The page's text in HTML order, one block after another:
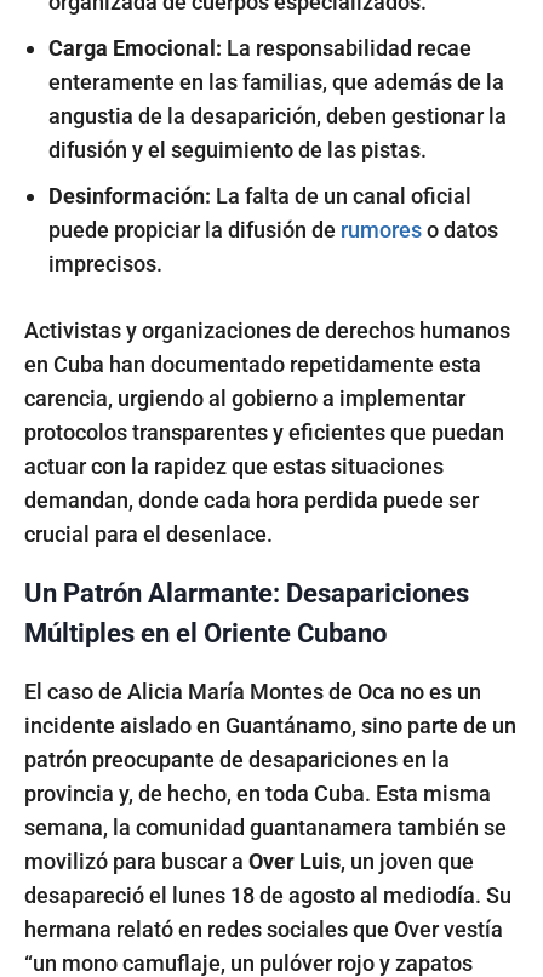
Carga Emocional: La responsabilidad recae
enteramente en las familias, que además de la
angustia de la desaparición, deben gestionar la
difusión y el seguimiento de las pistas.
Desinformación: La falta de un canal oficial
puede propiciar la difusión de rumoreso datos
imprecisos.
Activistas y organizaciones de derechos humanos
en Cuba han documentado repetidamente esta
carencia, urgiendo al gobierno a implementar
protocolos transparentes y eficientes que puedan
actuar con la rapidez que estas situaciones
demandan, donde cada hora perdida puede ser
crucial para el desenlace.
Un Patrón Alarmante: Desapariciones
Múltiples en el Oriente Cubano
El caso de Alicia María Montes de Oca no es un
incidente aislado en Guantánamo, sino parte de un
patrón preocupante de desapariciones en la
provincia y, de hecho, en toda Cuba. Esta misma
semana, la comunidad guantanamera también se
movilizó para buscar a Over Luis, un joven que
desapareció el lunes 18 de agosto al mediodía. Su
hermana relató en redes sociales que Over vestía
“un mono camuflaje, un pulóver rojo y zapatos